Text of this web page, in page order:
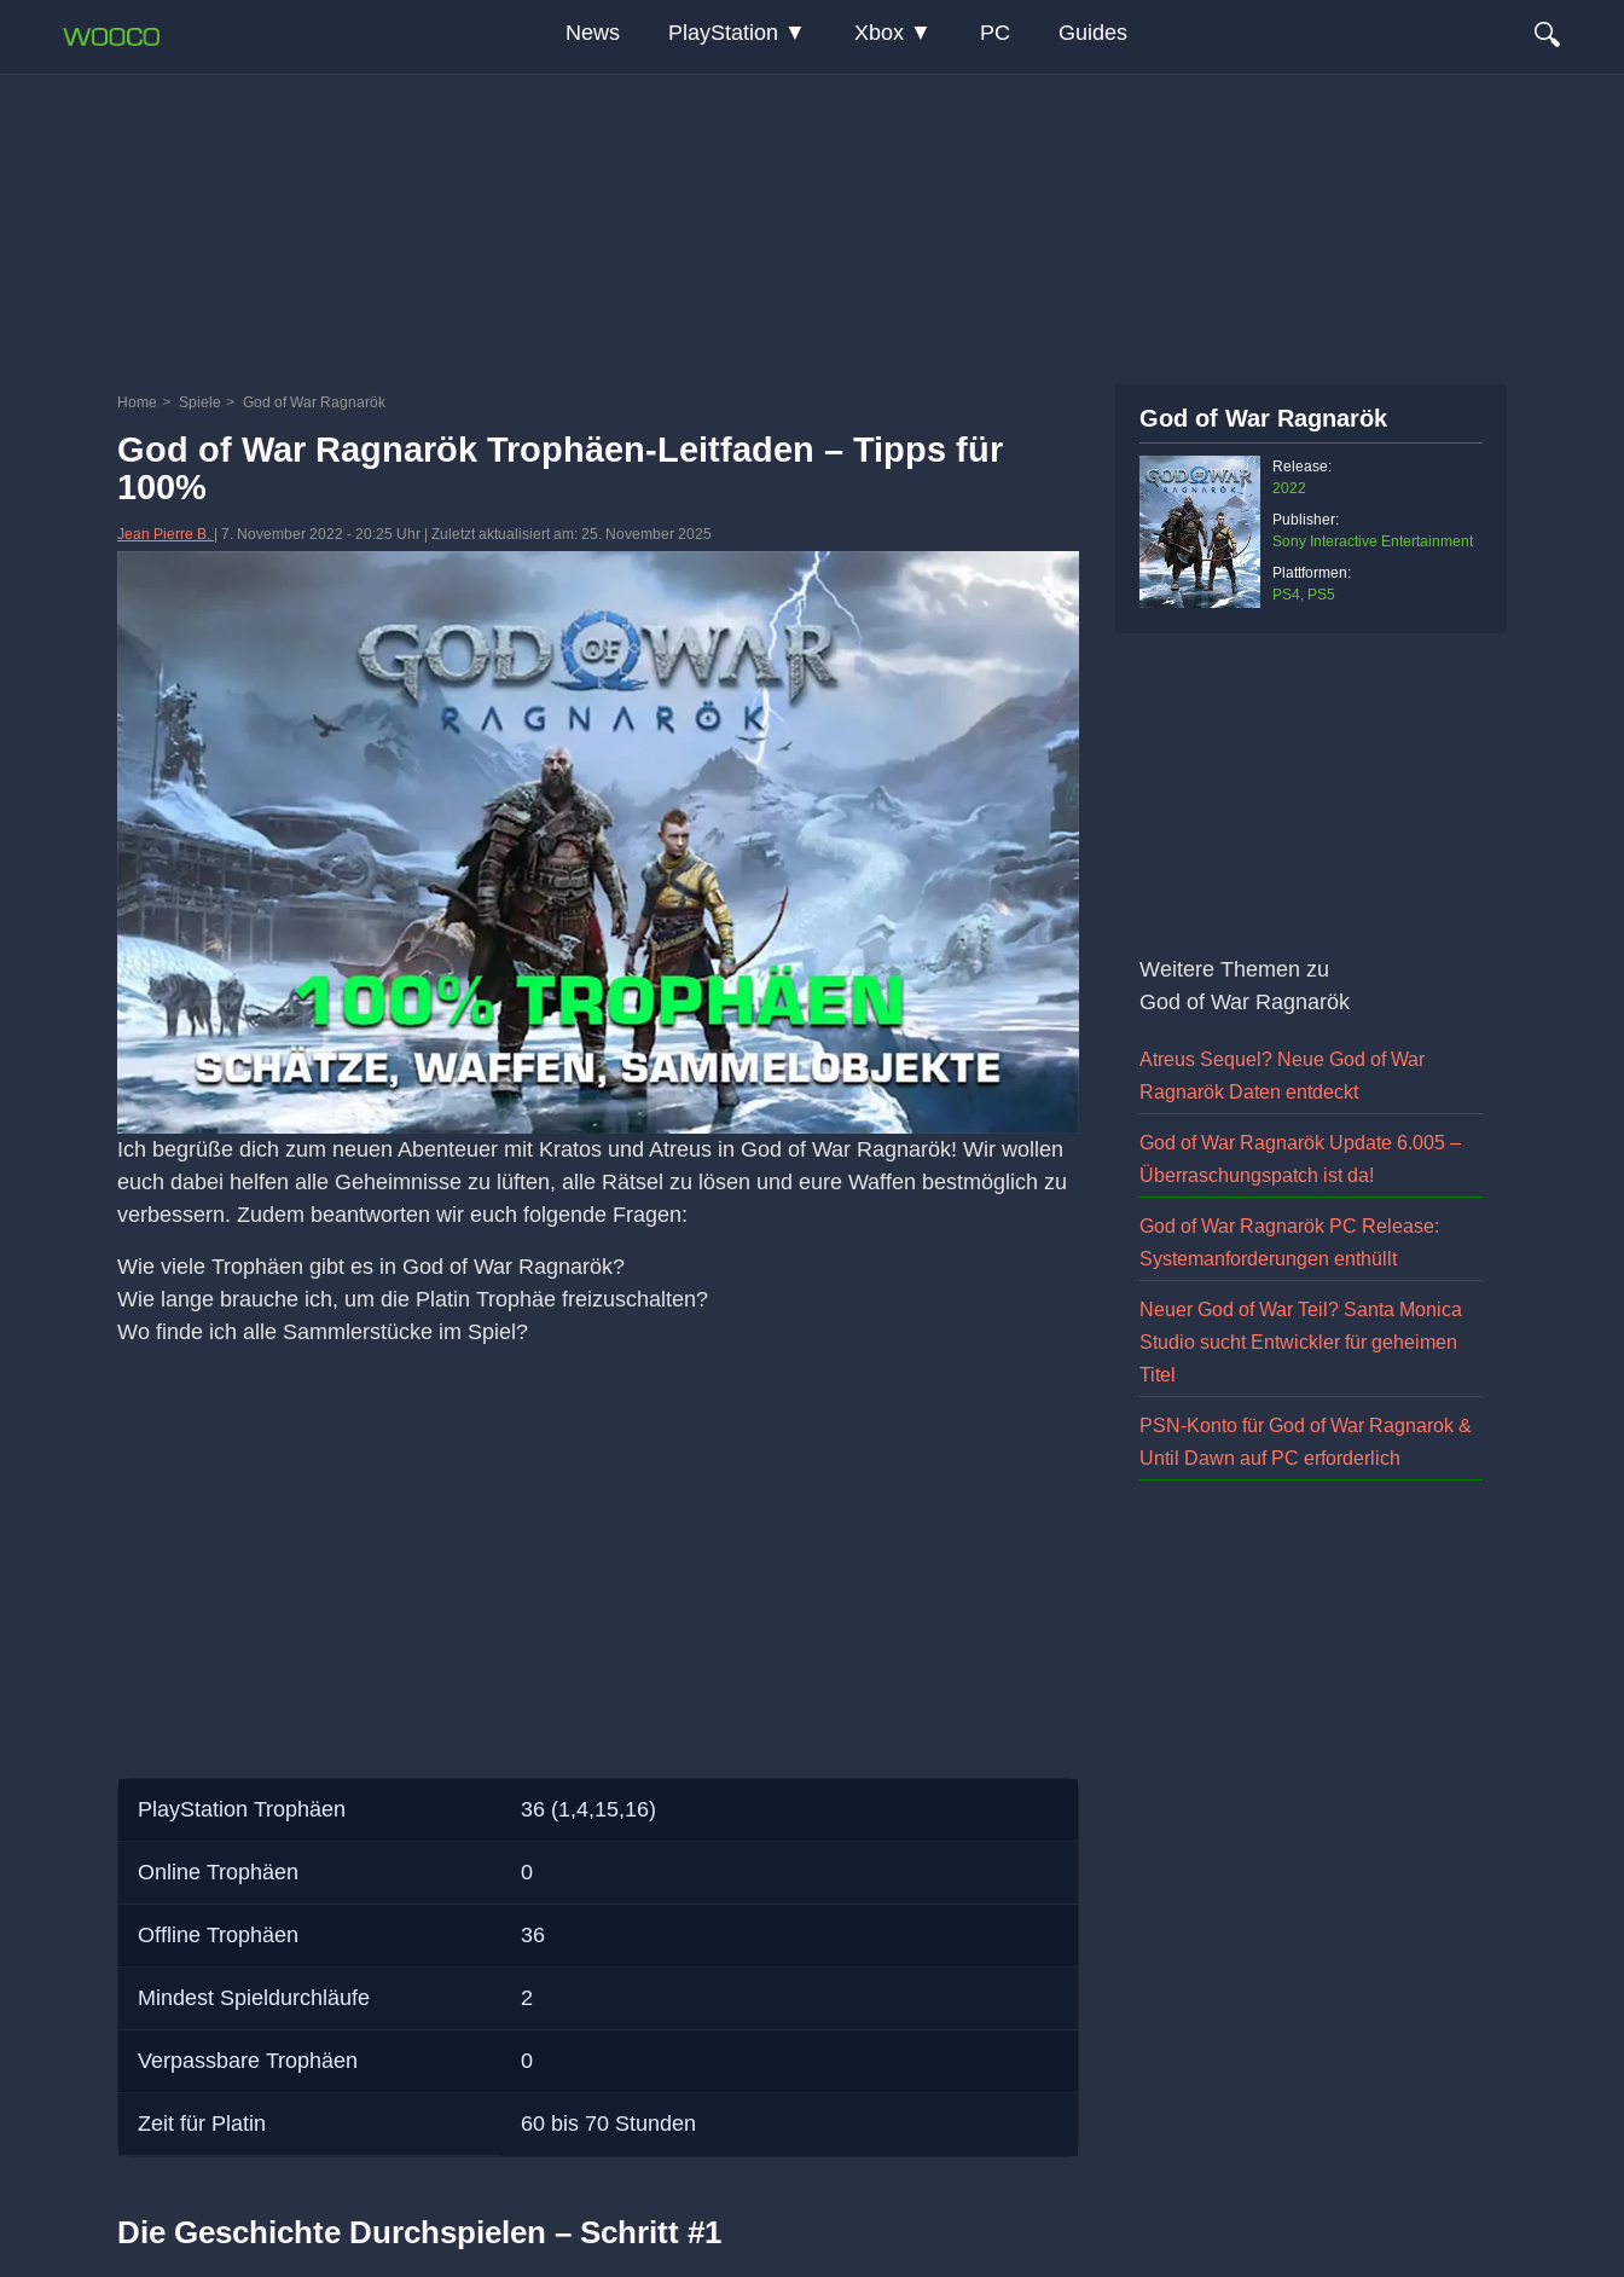
News PlayStation Xbox PC Guides 🔍
Home > Spiele > God of War Ragnarök
God of War Ragnarök Trophäen-Leitfaden – Tipps für
100%
Jean Pierre B. 7. November 2022 - 20:25 Uhr | Zuletzt aktualisiert am: 25. November 2025
Ich begrüße dich zum neuen Abenteuer mit Kratos und Atreus in God of War Ragnarök! Wir wollen
euch dabei helfen alle Geheimnisse zu lüften, alle Rätsel zu lösen und eure Waffen bestmöglich zu
verbessern. Zudem beantworten wir euch folgende Fragen:
Wie viele Trophäen gibt es in God of War Ragnarök?
Wie lange brauche ich, um die Platin Trophäe freizuschalten?
Wo finde ich alle Sammlerstücke im Spiel?
PlayStation Trophäen 36 (1,4,15,16)
Online Trophäen 0
Offline Trophäen 36
Mindest Spieldurchläufe 2
Verpassbare Trophäen 0
Zeit für Platin 60 bis 70 Stunden
Die Geschichte Durchspielen – Schritt #1
God of War Ragnarök
Release:
2022
Publisher:
Sony Interactive Entertainment
Plattformen:
PS4, PS5
Weitere Themen zu
God of War Ragnarök
Atreus Sequel? Neue God of War
Ragnarök Daten entdeckt
God of War Ragnarök Update 6.005 –
Überraschungspatch ist da!
God of War Ragnarök PC Release:
Systemanforderungen enthüllt
Neuer God of War Teil? Santa Monica
Studio sucht Entwickler für geheimen
Titel
PSN-Konto für God of War Ragnarok &
Until Dawn auf PC erforderlich